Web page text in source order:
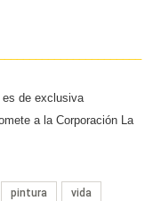
de exclusiva
a la Corporación La
pintura vida